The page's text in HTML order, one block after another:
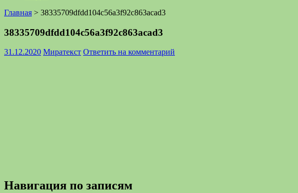
Главная > 38335709dfdd104c56a3f92c863acad3
38335709dfdd104c56a3f92c863acad3
31.12.2020 Миратекст Ответить на комментарий
Навигация по записям